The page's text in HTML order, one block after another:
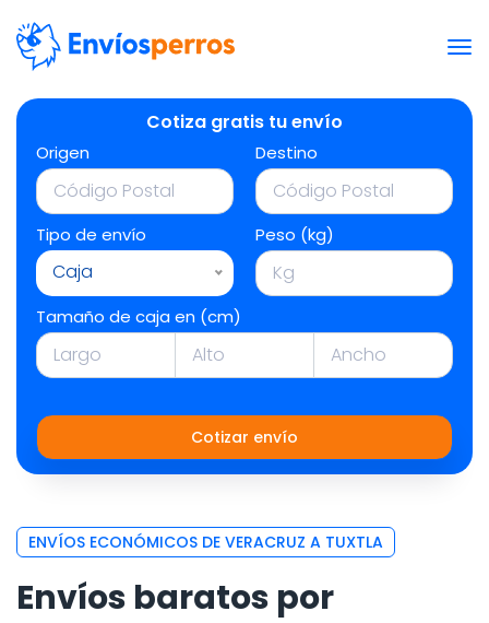
Cotiza gratis tu envío
Origen Destino
Tipo de envío
Caja
Peso (kg)
Tamaño de caja en (cm)
Cotizar envío
ENVÍOS ECONÓMICOS DE VERACRUZ A TUXTLA
Envíos baratos por